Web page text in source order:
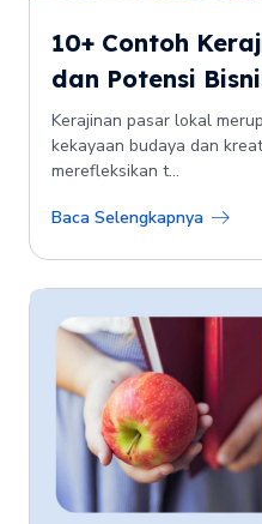
10+ Contoh
dan Potensi
Kerajinan pasar lokal
kekayaan budaya dan
merefleksikan t...
Baca Selengkapnya